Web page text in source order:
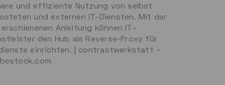
und effiziente Nutzung von selbst
und externen IT-Diensten. Mit der
Anleitung können IT-
den Hub als Reverse-Proxy für
einrichten. | contrastwerkstatt –